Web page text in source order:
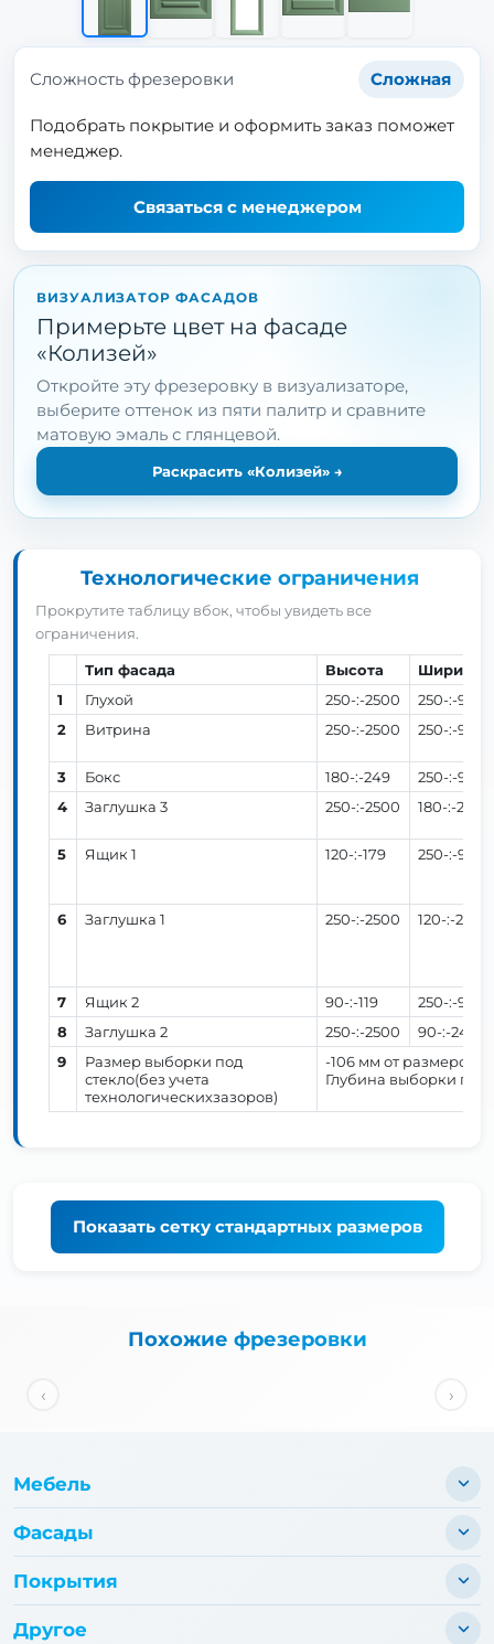
Сложность фрезеровки Сложная
Подобрать покрытие и оформить заказ поможет
менеджер.
Связаться с менеджером
ВИЗУАЛИЗАТОР ФАСАДОВ
Примерьте цвет на фасаде
«Колизей»
Откройте эту фрезеровку в визуализаторе,
выберите оттенок из пяти палитр и сравните
матовую эмаль с глянцевой.
Раскрасить «Колизей» →
Технологические ограничения
Прокрутите таблицу вбок, чтобы увидеть все
ограничения.
Тип фасада Высота
Ширина
1
Глухой 250-:-2500
250-:-900
2
Витрина 250-:-2500 250-:-900
3 Бокс 180-:-249
250-:-900
4
Заглушка 3 250-:-2500 180-:-245
5 Ящик 1 120-:-179 250-:-900
6 Заглушка 1 250-:-2500 120-:-245
7 Ящик 2 90-:-119
250-:-900
8
Заглушка 2 250-:-2500
90-:-245
9
Размер выборки под
стекло(без учета
технологическихзазоров)
-106 мм от размеров
Глубина выборки под
Показатьсетку стандартных размеров
Похожие фрезеровки
‹ ›
Мебель
Фасады
Покрытия
Другое